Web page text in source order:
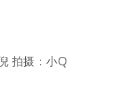
拍摄：小Q